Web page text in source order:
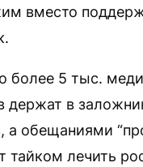
вместо
более 5 тыс.
в
обещаниями
тайком лечить